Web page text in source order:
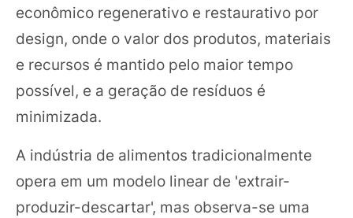
econômico regenerativo e restaurativo por
design, onde o valor dos produtos, materiais
e recursos é mantido pelo maior tempo
possível, e a geração de resíduos é
minimizada.
A indústria de alimentos tradicionalmente
opera em um modelo linear de 'extrair-
produzir-descartar', mas observa-se uma